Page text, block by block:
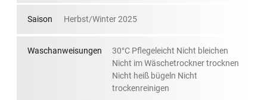
Saison Herbst/Winter 2025
Waschanweisungen
30°C Pflegeleicht Nicht bleichen
Nicht im Wäschetrockner trocknen
Nicht heiß bügeln Nicht
trockenreinigen